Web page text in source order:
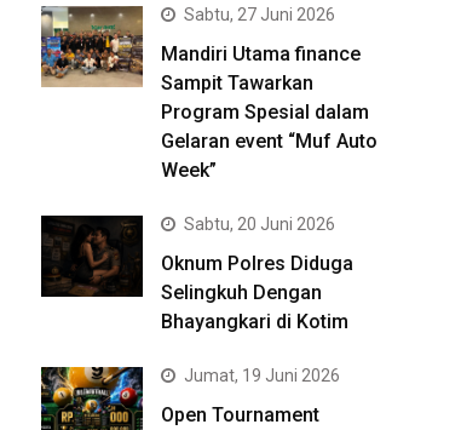
Sabtu, 27 Juni 2026
Mandiri Utama finance
Sampit Tawarkan
Program Spesial dalam
Gelaran event “Muf Auto
Week”
Sabtu, 20 Juni 2026
Oknum Polres Diduga
Selingkuh Dengan
Bhayangkari di Kotim
Jumat, 19 Juni 2026
Open Tournament